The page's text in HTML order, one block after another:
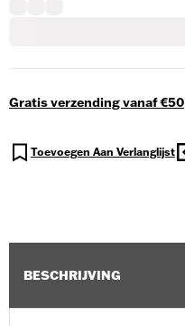
Gratis verzending vanaf €50
Toevoegen Aan Verlanglijst
BESCHRIJVING